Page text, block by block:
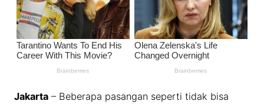
Jakarta – Beberapa pasangan seperti tidak bisa